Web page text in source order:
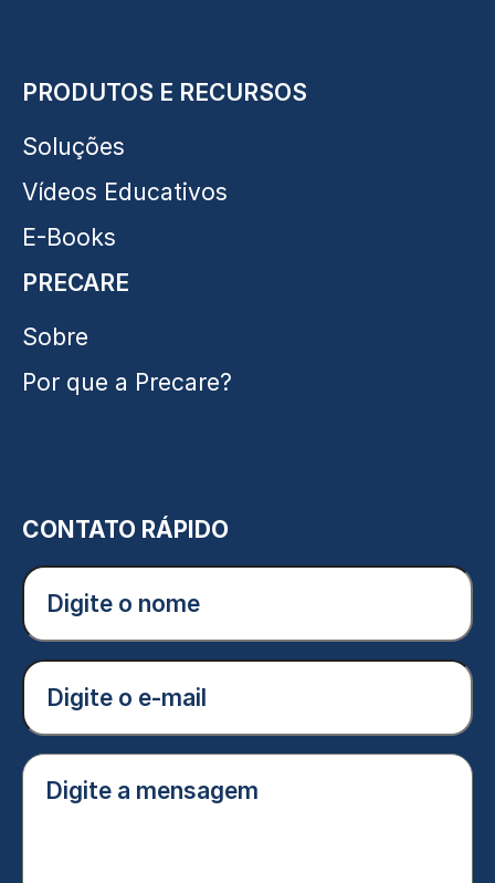
PRODUTOS E RECURSOS
Soluções
Vídeos Educativos
E-Books
PRECARE
Sobre
Por que a Precare?
CONTATO RÁPIDO
Digite
nome
E-
mail(Obrigatório)
Digite